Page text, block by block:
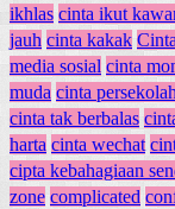
ikhlas cinta ikut
jauh cinta kakak
media sosial cinta
muda cinta
cinta tak berbalas
harta cinta wechat
cipta kebahagiaan
zone complicated